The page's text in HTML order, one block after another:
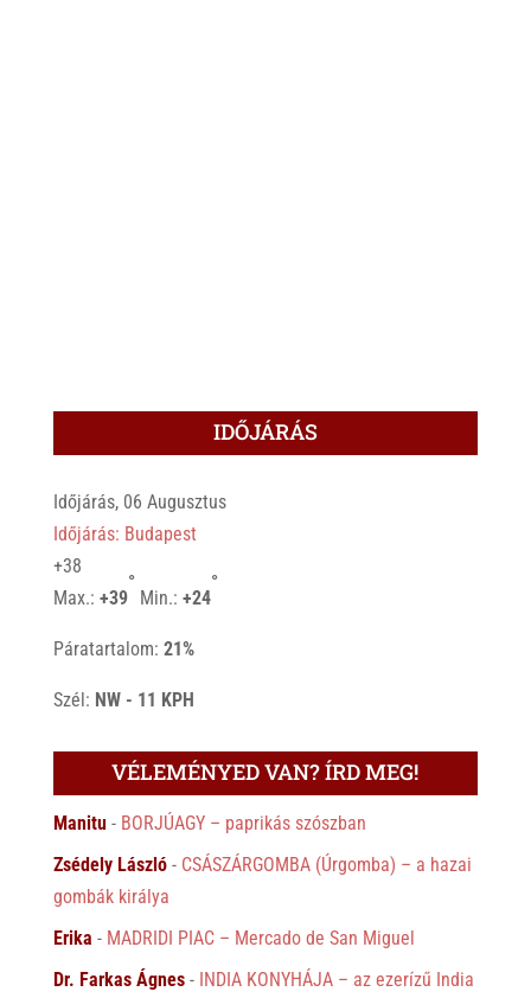
IDŐJÁRÁS
Időjárás, 06 Augusztus
Időjárás: Budapest
+38
Max.: +39
°
Min.: +24
°
Páratartalom: 21%
Szél: NW - 11 KPH
VÉLEMÉNYED VAN? ÍRD MEG!
Manitu- BORJÚAGY – paprikás szószban
Zsédely László- CSÁSZÁRGOMBA (Úrgomba) – a hazai
gombák királya
Erika - MADRIDI PIAC – Mercado de San Miguel
Dr. Farkas Ágnes- INDIA KONYHÁJA – az ezerízű India